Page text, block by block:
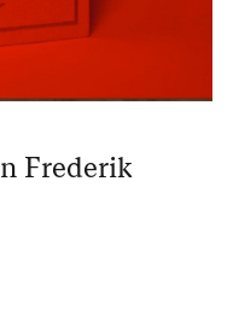
Frederik